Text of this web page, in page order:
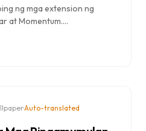
ng mga extension ng
at Momentum.
ang pinakamahusay na
·Auto-translated